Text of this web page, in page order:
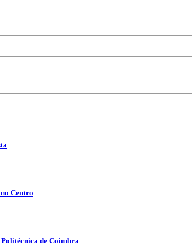
Centro
de Coimbra